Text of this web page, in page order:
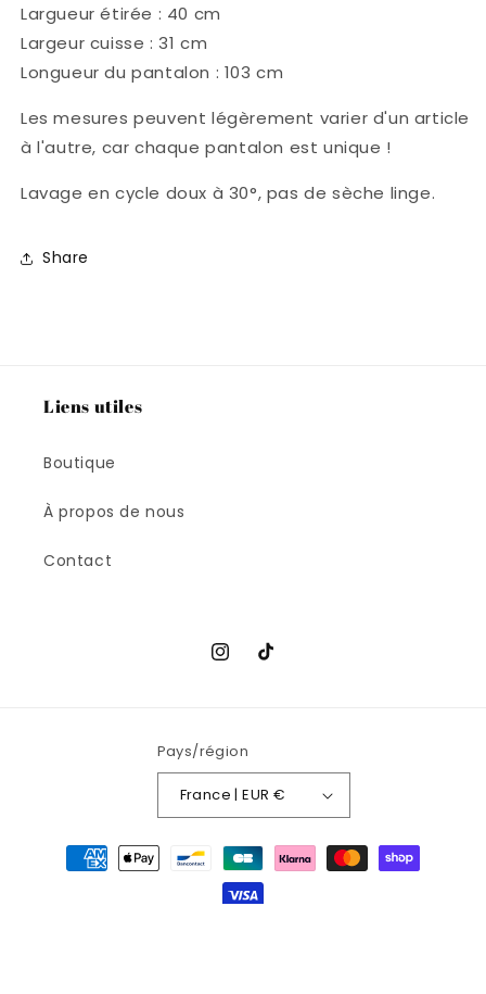
Largueur étirée : 40 cm
Largeur cuisse : 31 cm
Longueur du pantalon : 103 cm
Les mesures peuvent légèrement varier d'un article
à l'autre, car chaque pantalon est unique !
Lavage en cycle doux à 30°, pas de sèche linge.
Share
Liens utiles
Boutique
À propos de nous
Contact
Instagram
TikTok
Pays/région
France | EUR €
Moyens